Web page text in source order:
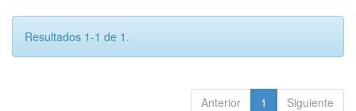
Resultados 1-1 de 1.
Anterior 1 Siguiente